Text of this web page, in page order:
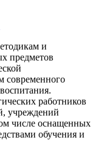
и
предметов
современного
работников
учреждений
числе оснащенных
обучения и